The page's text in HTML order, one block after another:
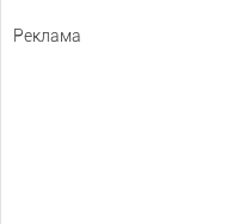
Реклама